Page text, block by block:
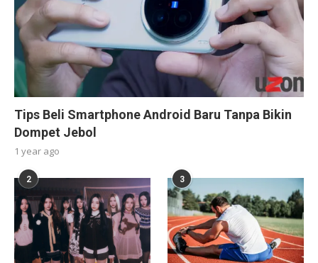
Tips Beli Smartphone Android Baru Tanpa Bikin
Dompet Jebol
1 year ago
2 3